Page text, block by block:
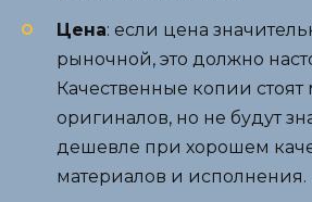
Цена: если цена
рыночной, это должно
Качественные копии
оригиналов, но не будут
дешевле при хорошем
материалов и исполнения.